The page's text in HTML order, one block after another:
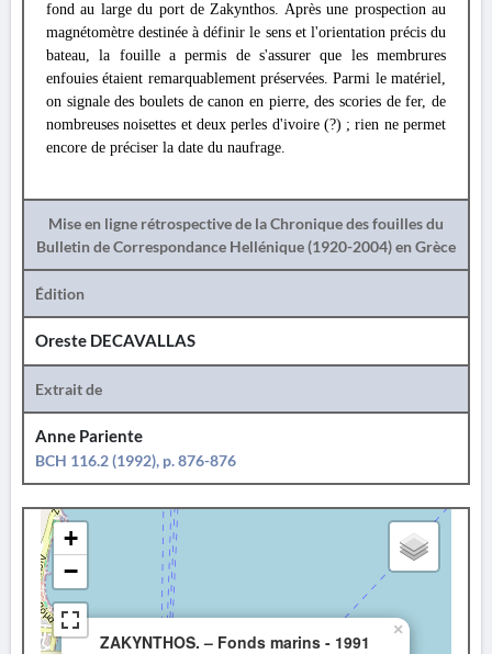
fond au large du port de Zakynthos. Après une prospection au
magnétomètre destinée à définir le sens et l'orientation précis du
bateau, la fouille a permis de s'assurer que les membrures
enfouies étaient remarquablement préservées. Parmi le matériel,
on signale des boulets de canon en pierre, des scories de fer, de
nombreuses noisettes et deux perles d'ivoire (?) ; rien ne permet
encore de préciser la date du naufrage.
Mise en ligne rétrospective de la Chronique des fouilles du
Bulletin de Correspondance Hellénique (1920-2004) en Grèce
Édition
Oreste DECAVALLAS
Extrait de
Anne Pariente
BCH 116.2 (1992), p. 876-876
ZAKYNTHOS. – Fonds marins - 1991
×
+
−